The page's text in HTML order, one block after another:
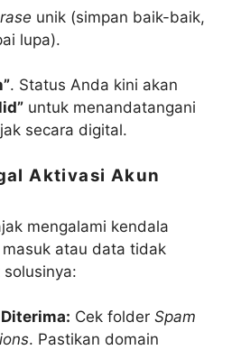
unik (simpan baik-baik,
lupa).
. Status Anda kini akan
untuk menandatangani
secara digital.
Aktivasi Akun
mengalami kendala
atau data tidak
Cek folder Spam
. Pastikan domain